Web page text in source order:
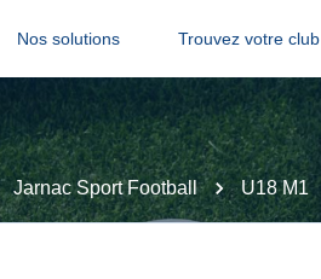
Nos solutions Trouvez votre club
Jarnac Sport Football U18 M1